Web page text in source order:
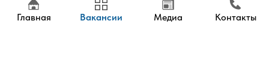
Главная Вакансии Медиа Контакты